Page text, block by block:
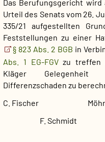
Das Berufungsgericht
Urteil des Senats vom 26.
335/21 aufgestellten
Feststellungen zu einer
§ 823 Abs. 2 BGB in
Abs. 1 EG-FGVzu treffen
Kläger
Differenzschaden zu
C. Fischer
F. Schmidt